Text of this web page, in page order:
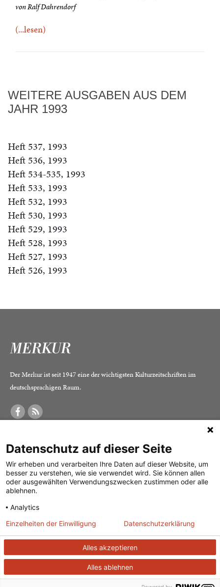
von Ralf Dahrendorf
(...lesen)
WEITERE AUSGABEN AUS DEM
JAHR 1993
Heft 537, 1993
Heft 536, 1993
Heft 534-535, 1993
Heft 533, 1993
Heft 532, 1993
Heft 530, 1993
Heft 529, 1993
Heft 528, 1993
Heft 527, 1993
Heft 526, 1993
Der Merkur ist seit 1947 eine der wichtigsten Kulturzeitschriften im
deutschsprachigen Raum.
Was ist der Merkur?
Herausgeber /
Redaktion
Verlag
Alle Abos im Überblick
Print-Abo
Digital-Abo
Abo kündigen
Vertrag widerrufen
Impressum
Datenschutz
Mediadaten
© 2026J. G. Cotta’sche Buchhandlung Nachfolger GmbH| Technische
Datenschutz auf dieser Seite
Wir erheben und verarbeiten Ihre Daten auf dieser Website, um
besser zu verstehen, wie sie verwendet wird. Sie können allen
oder ausgewählten Verwendungszwecken zustimmen oder alle
ablehnen.
Analytics
Alles akzeptieren
Alles ablehnen
Einzelheiten der Einwilligung Datenschutzerklärung